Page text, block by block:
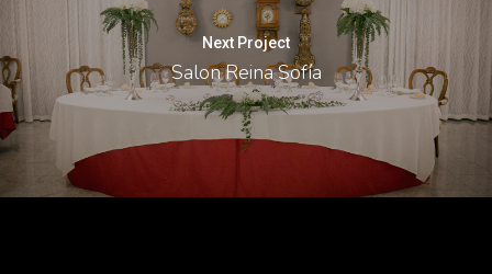
Next Project
Salon Reina Sofía